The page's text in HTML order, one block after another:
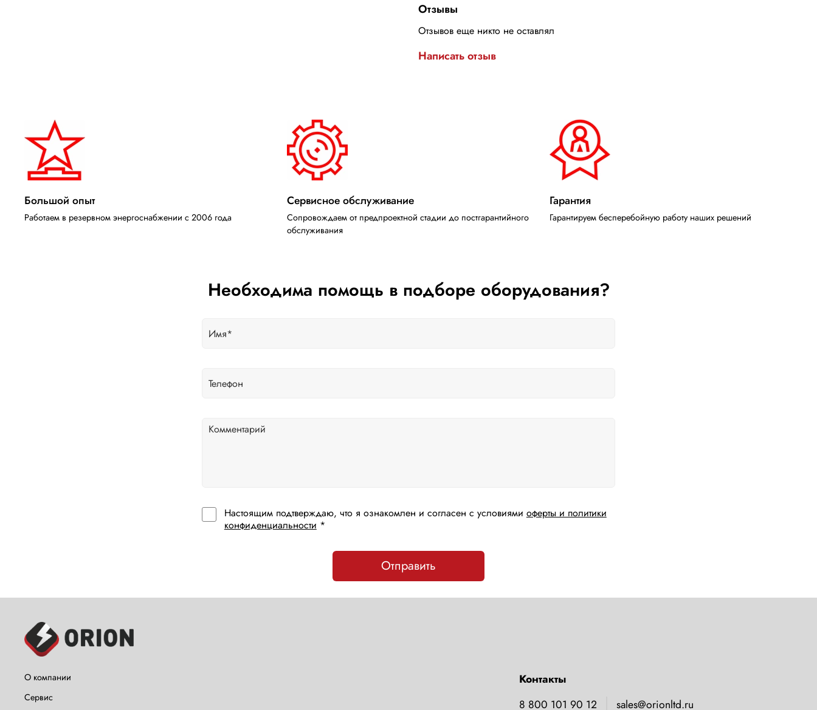
Отзывы
Отзывов еще никто не оставлял
Написать отзыв
Большой опыт
Работаем в резервном энергоснабжении с 2006 года
Сервисное обслуживание
Сопровождаем от предпроектной стадии до постгарантийного
обслуживания
Гарантия
Гарантируем бесперебойную работу наших решений
Необходима помощь в подборе оборудования?
Настоящим подтверждаю, что я ознакомлен и согласен с условиями оферты и политики
конфиденциальности *
Отправить
О компании
Сервис
Контакты
8 800 101 90 12
sales@orionltd.ru